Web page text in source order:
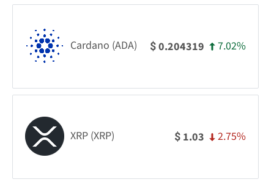
Cardano (ADA) $0.204319 7.02%
XRP (XRP) $ 1.03 2.75%